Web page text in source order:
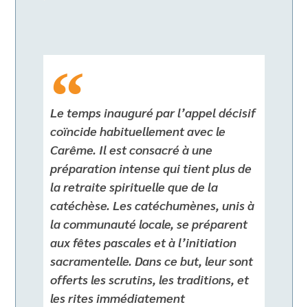
Le temps inauguré par l’appel décisif
coïncide habituellement avec le
Carême. Il est consacré à une
préparation intense qui tient plus de
la retraite spirituelle que de la
catéchèse. Les catéchumènes, unis à
la communauté locale, se préparent
aux fêtes pascales et à l’initiation
sacramentelle. Dans ce but, leur sont
offerts les scrutins, les traditions, et
les rites immédiatement